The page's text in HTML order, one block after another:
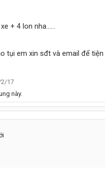
+ 4 lon nha......
tụi em xin sđt và email để tiện
17
này.